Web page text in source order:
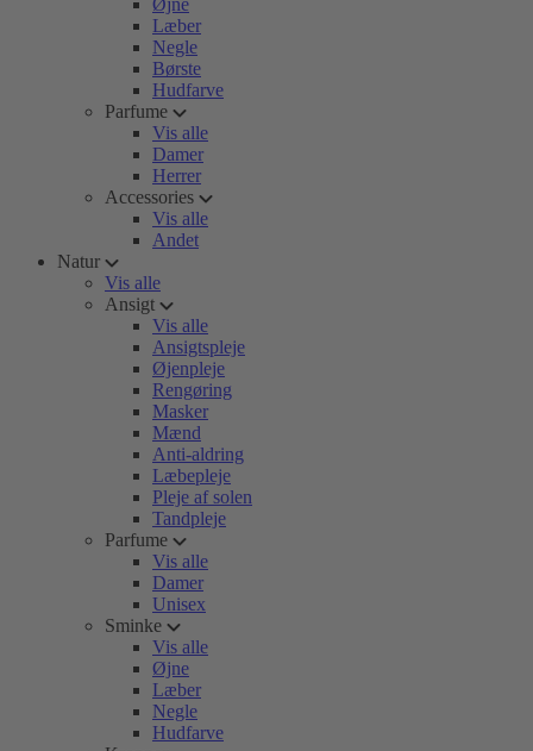
Øjne
Læber
Negle
Børste
Hudfarve
Parfume
Vis alle
Damer
Herrer
Accessories
Vis alle
Andet
Natur
Vis alle
Ansigt
Vis alle
Ansigtspleje
Øjenpleje
Rengøring
Masker
Mænd
Anti-aldring
Læbepleje
Pleje af solen
Tandpleje
Parfume
Vis alle
Damer
Unisex
Sminke
Vis alle
Øjne
Læber
Negle
Hudfarve